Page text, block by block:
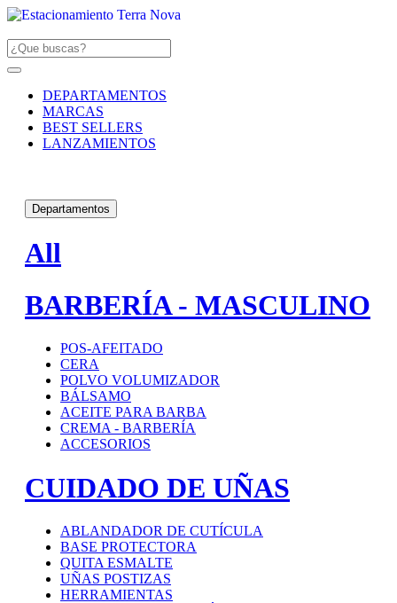
DEPARTAMENTOS
MARCAS
BEST SELLERS
LANZAMIENTOS
Departamentos
All
BARBERÍA - MASCULINO
POS-AFEITADO
CERA
POLVO VOLUMIZADOR
BÁLSAMO
ACEITE PARA BARBA
CREMA - BARBERÍA
ACCESORIOS
CUIDADO DE UÑAS
ABLANDADOR DE CUTÍCULA
BASE PROTECTORA
QUITA ESMALTE
UÑAS POSTIZAS
HERRAMIENTAS